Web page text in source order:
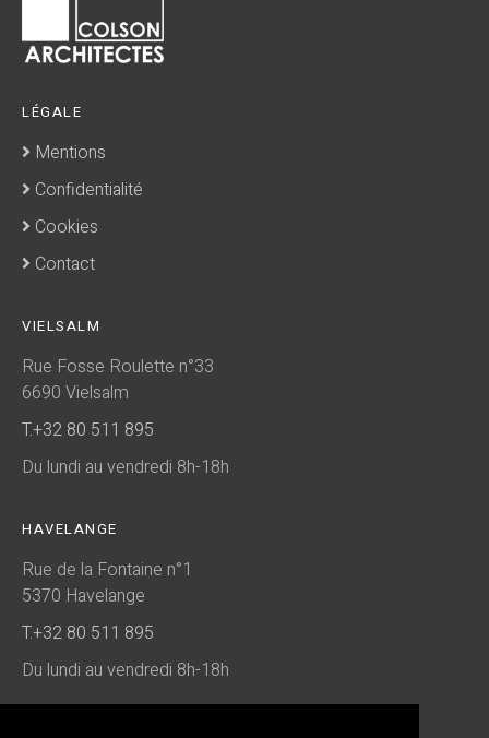
LÉGALE
Mentions
Confidentialité
Cookies
Contact
VIELSALM
Rue Fosse Roulette n°33
6690 Vielsalm
T.+32 80 511 895
Du lundi au vendredi 8h-18h
HAVELANGE
Rue de la Fontaine n°1
5370 Havelange
T.+32 80 511 895
Du lundi au vendredi 8h-18h